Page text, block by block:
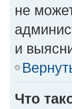
не
и
Что